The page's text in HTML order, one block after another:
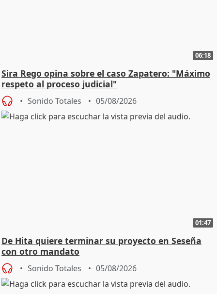
06:18
Sira Rego opina sobre el caso Zapatero: "Máximo
respeto al proceso judicial"
Sonido Totales 05/08/2026
01:47
De Hita quiere terminar su proyecto en Seseña
con otro mandato
Sonido Totales 05/08/2026